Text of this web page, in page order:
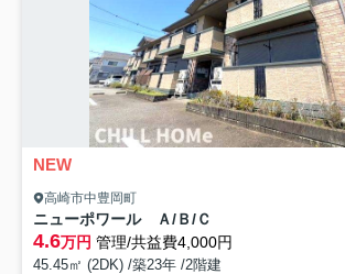
NEW
高崎市中豊岡町
ニューポワール Ａ/Ｂ/Ｃ
4.6万円 管理/共益費4,000円
45.45㎡ (2DK) /築23年 /2階建